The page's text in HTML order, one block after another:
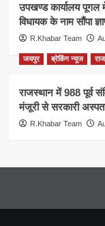
उपखण्ड कार्यालय पूगल
विधायक के नाम सौंपा
R.Khabar Team
जयपुर ब्रेकिंग न्यूज
राजस्थान में 988 पूर्व
मंजूरी से सरकारी
R.Khabar Team